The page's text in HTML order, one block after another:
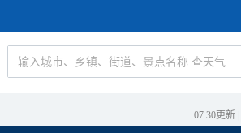
07:30更新